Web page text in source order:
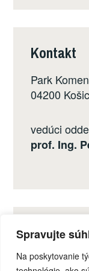
Spravujte
Na poskytovanie
Kontakt
Park
04200
vedúci
prof. Ing.
Sociálne